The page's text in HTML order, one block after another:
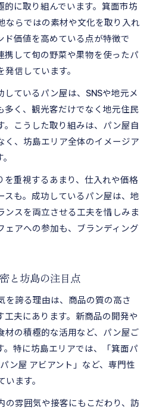
的に取り組んでいます。箕面市坊
ならではの素材や文化を取り入れ
ド価値を高めている点が特徴で
携して旬の野菜や果物を使ったパ
信しています。
ているパン屋は、SNSや地元メ
多く、観光客だけでなく地元住民
。こうした取り組みは、パン屋自
く、坊島エリア全体のイメージア
を重視するあまり、仕入れや価格
スも。成功しているパン屋は、地
ンスを両立させる工夫を惜しみま
ェアへの参加も、ブランディング
と坊島の注目点
を誇る理由は、商品の質の高さ
工夫にあります。新商品の開発や
材の積極的な活用など、パン屋ご
。特に坊島エリアでは、「箕面パ
ン屋 アビアント」など、専門性
ます。
の雰囲気や接客にもこだわり、訪